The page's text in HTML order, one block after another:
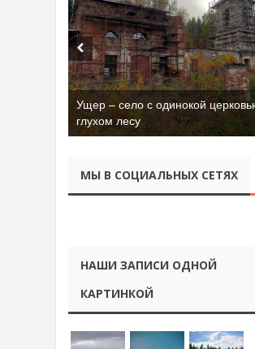
Ущер – село с одинокой
глухом лесу
МЫ В СОЦИАЛЬНЫХ СЕТЯХ
НАШИ ЗАПИСИ ОДНОЙ
КАРТИНКОЙ